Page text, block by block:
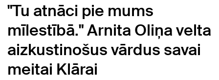
"Tu atnāci pie mums
mīlestībā." Arnita Oliņa velta
aizkustinošus vārdus savai
meitai Klārai